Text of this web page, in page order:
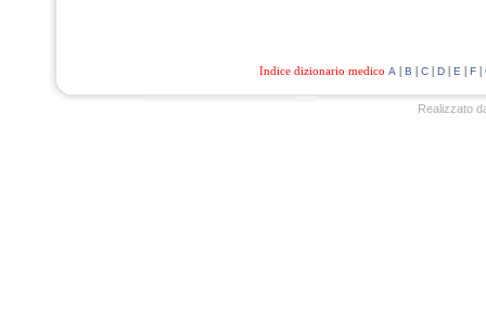
Indice dizionario medico A | B | C| D| E | F|
Realizzato